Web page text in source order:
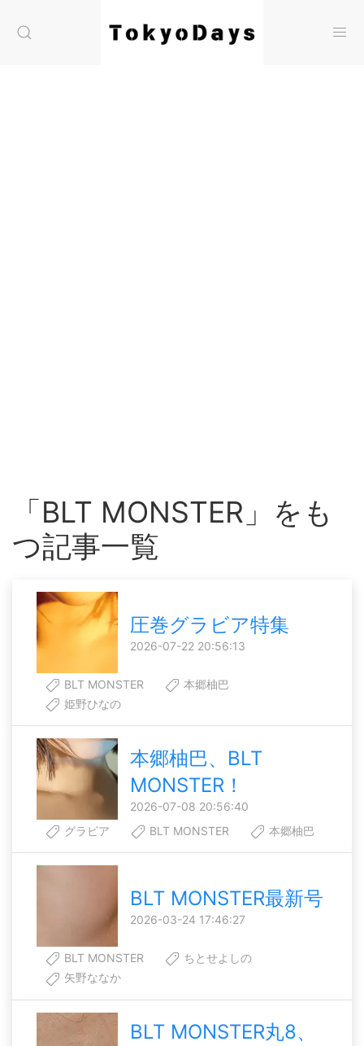
「BLT MONSTER」をも
つ記事一覧
圧巻グラビア特集
2026-07-22 20:56:13
BLT MONSTER
本郷柚巴
姫野ひなの
本郷柚巴、BLT
MONSTER！
2026-07-08 20:56:40
グラビア
BLT MONSTER 本郷柚巴
BLT MONSTER最新号
2026-03-24 17:46:27
BLT MONSTER
ちとせよしの
矢野ななか
BLT MONSTER丸8、